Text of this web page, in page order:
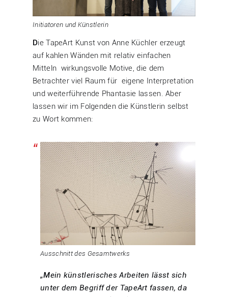
Initiatoren und Künstlerin
Die TapeArt Kunst von Anne Küchler erzeugt
auf kahlen Wänden mit relativ einfachen
Mitteln wirkungsvolle Motive, die dem
Betrachter viel Raum für eigene Interpretation
und weiterführende Phantasie lassen. Aber
lassen wir im Folgenden die Künstlerin selbst
zu Wort kommen:
Ausschnitt des Gesamtwerks
„Mein künstlerisches Arbeiten lässt sich
unter dem Begriff der TapeArt fassen, da